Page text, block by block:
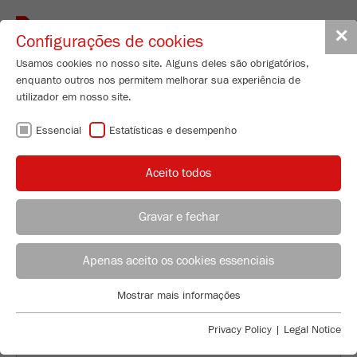
✕
Configurações de cookies
Usamos cookies no nosso site. Alguns deles são obrigatórios,
enquanto outros nos permitem melhorar sua experiência de
utilizador em nosso site.
Essencial Estatísticas e desempenho
Aceito todos
Gravar e fechar
Apenas aceito os cookies essenciais
Cookies essenciais são necessários para funções básicas do
Mostrar mais informações
Privacy Policy | Legal Notice
Applications Laboratory
Leos Benes
Industriestrasse 8
55743 Idar-Oberstein
Telefone+49 67 84 70 122
Toggle
BACK TO DISPERSION/SOLUTIONS OVERVIEW
SAMPLE DIVISION AS
A BASIS FOR MODERN
ANALYTICAL METHODS